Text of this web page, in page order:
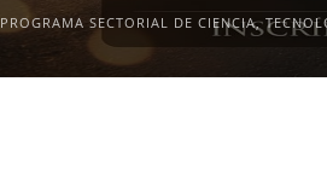
PROGRAMA SECTORIAL DE CIENCIA,